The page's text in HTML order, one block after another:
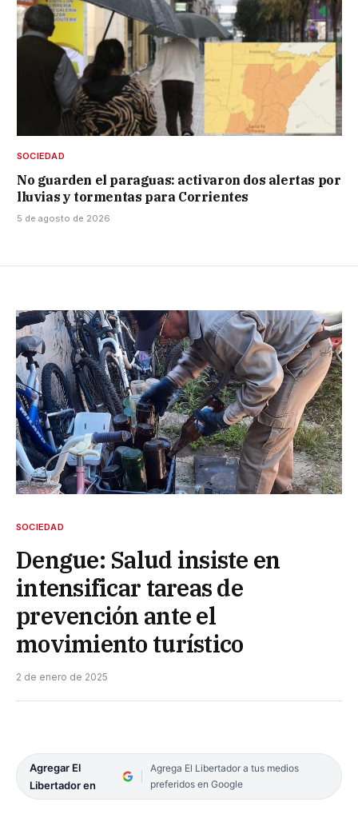
SOCIEDAD
No guarden el paraguas: activaron dos alertas por
lluvias y tormentas para Corrientes
5 de agosto de 2026
SOCIEDAD
Dengue: Salud insiste en
intensificar tareas de
prevención ante el
movimiento turístico
2 de enero de 2025
Agregar El
Libertador en
Agrega El Libertador a tus medios
preferidos en Google